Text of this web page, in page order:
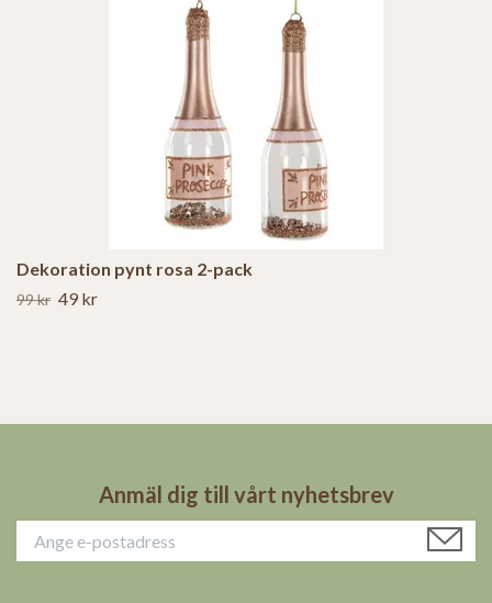
Dekoration pynt rosa 2-pack
99 kr 49 kr
Anmäl dig till vårt nyhetsbrev